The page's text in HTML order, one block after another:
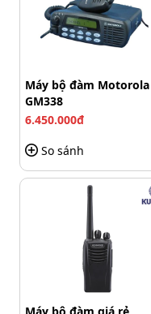
còn có công nghệ loại
Thời gian sử dụng pin
sạc. Đặc biệt, có
dụng được lên tới 29
trong ngày.
Dòng bộ đàm
mới cao cấp nhất
vệ tinh GPS,
Tích hợp chế độ
nút báo khẩn cho
Máy bộ đàm Motorola
GM338
6.450.000đ
So sánh
Máy bộ đàm giá rẻ